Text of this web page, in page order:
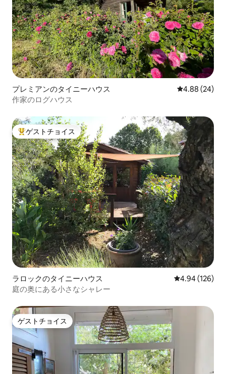
プレミアンのタイニーハウス レビュー24
4.88 (24)
作家のログハウス
大好評のゲストチョイスです。
ゲストチョイス
ラロックのタイニーハウス レビュー126
4.94 (126)
庭の奥にある小さなシャレー
ゲストチョイス
ゲストチョイス